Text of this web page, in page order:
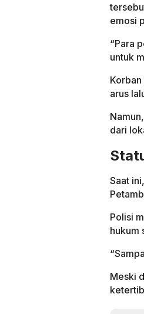
emosi
“Para
untuk
arus
dari
Saat
Polisi
hukum
Meski